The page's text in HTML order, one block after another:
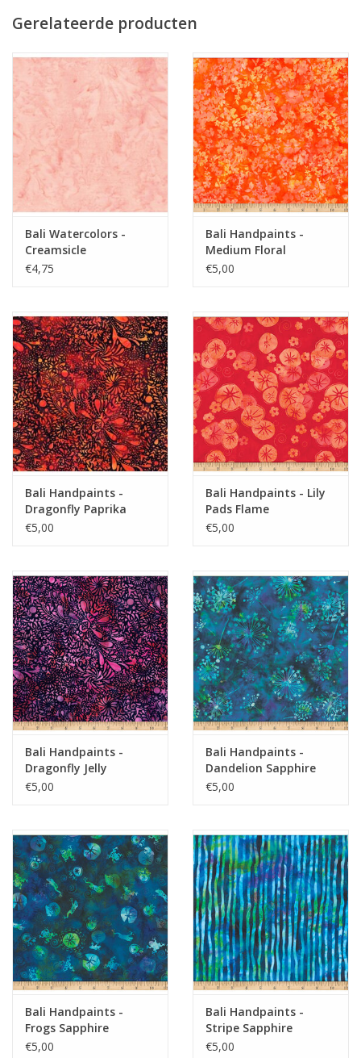
Gerelateerde producten
Bali Watercolors -
Creamsicle
€4,75
Bali Handpaints -
Medium Floral
Pumpkin
€5,00
Bali Handpaints -
Dragonfly Paprika
€5,00
Bali Handpaints - Lily
Pads Flame
€5,00
Bali Handpaints -
Dragonfly Jelly
€5,00
Bali Handpaints -
Dandelion Sapphire
€5,00
Bali Handpaints -
Frogs Sapphire
€5,00
Bali Handpaints -
Stripe Sapphire
€5,00